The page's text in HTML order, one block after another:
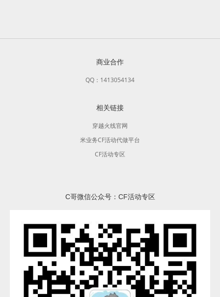
商业合作
QQ：1413054134
相关链接
穿越火线官网
米业务CF活动代做平台
CF活动专区
C哥微信公众号：CF活动专区